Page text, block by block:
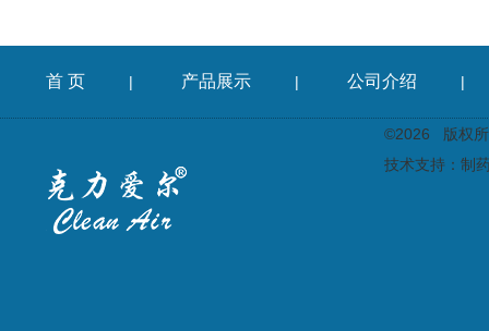
首 页 | 产品展示 | 公司介绍 |
©2026 版权所
技术支持： 制